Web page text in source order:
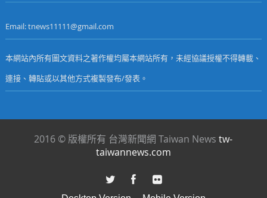
Email: tnews11111@gmail.com
本網站內所有圖文資料之著作權均屬本網站所有，未經協議授權不得轉載、
連接、轉貼或以其他方式複製發布/發表。
2016 © 版權所有 台灣新聞網 Taiwan Newstw-
taiwannews.com